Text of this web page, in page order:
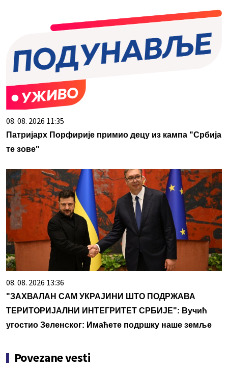
08. 08. 2026 11:35
Патријарх Порфирије примио децу из кампа "Србија
те зове"
08. 08. 2026 13:36
"ЗАХВАЛАН САМ УКРАЈИНИ ШТО ПОДРЖАВА
ТЕРИТОРИЈАЛНИ ИНТЕГРИТЕТ СРБИЈЕ": Вучић
угостио Зеленског: Имаћете подршку наше земље
Povezane vesti